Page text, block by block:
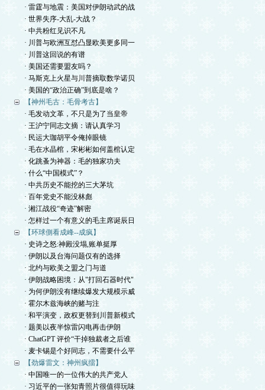
· 雷霆与地震：美国对伊朗动武的战
· 世界失序-大乱-大战？
· 中共粉红见识不凡
· 川普与欧洲互怼凸显欧美更多同一
· 川普这回说的有谱
· 美国还需要盟友吗？
· 马斯克上火星与川普摘取数学诺贝
· 美国的“政治正确”到底是啥？
【神州毛古：毛骨考古】
· 毛发动文革，不只是为了当皇帝
· 王沪宁同志文摘：请认真学习
· 民运大珈胡平令俺掉眼镜
· 毛在水晶棺，宋彬彬如何盖棺认定
· 化跳蚤为神器：毛的独家功夫
· 什么“中国模式”？
· 中共历史不能挖的三大茅坑
· 百年党史不能没林彪
· 湘江战役“奇迹”解密
· 怎样过一个有意义的毛主席诞辰日
【环球側看成峰--成疯】
· 史诗之怒:神殿没塌,账单挺厚
· 伊朗以及台海问题仅有的选择
· 北约与欧美之盟之门与道
· 伊朗战略困境：从"打回石器时代"
· 为何伊朗没有继续爆发大规模示威
· 霍尔木兹海峡的赌与注
· 和平演变，政权更替到川普新模式
· 题美以夜半惊雷闪电再击伊朗
· ChatGPT 评价“干掉独裁者之后谁
· 麦卡锡是个好同志，不需要什么平
【劲爆雷文：神州疯擂】
· 中国唯一的一位伟大的共产党人
· 习近平的一张知青照片很值得玩味